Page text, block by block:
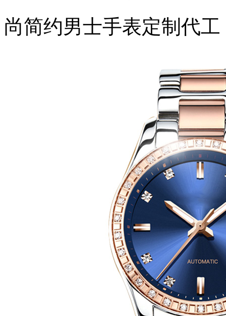
尚简约男士手表定制代工